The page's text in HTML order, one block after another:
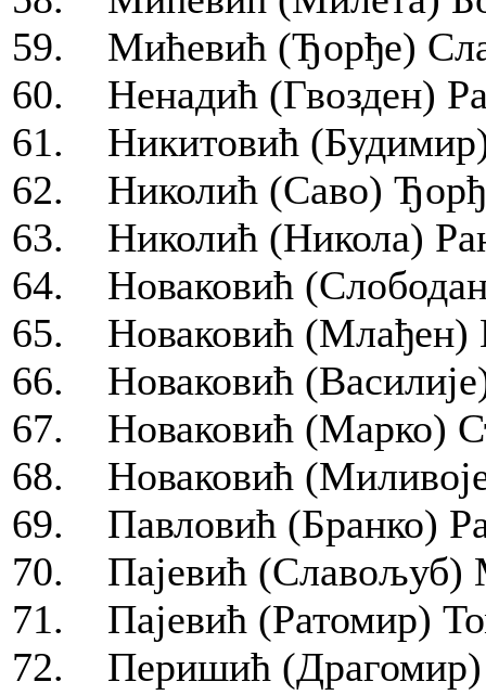
59. Мићевић (Ђорђе)
60. Ненадић (Гвозден)
61. Никитовић
62. Николић (Саво)
63. Николић (Никола)
64. Новаковић
65. Новаковић (Млађен)
66. Новаковић
67. Новаковић (Марко)
68. Новаковић
69. Павловић (Бранко)
70. Пајевић (Славољуб)
71. Пајевић (Ратомир)
72. Перишић (Драгомир)